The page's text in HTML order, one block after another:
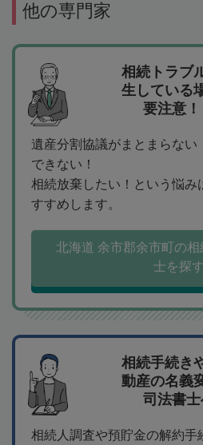
他の専門家
相続トラブ
生している
要注意！
遺産分割協議がまとまらない
できない！
相続放棄したい！という悩み
すすめします。
北海道 余市郡余市町の
士を探す
相続手続き
動産の名義
司法書
相続人調査や預貯金の解約手